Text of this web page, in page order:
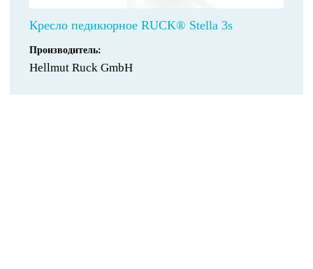
Кресло педикюрное RUCK® Stella 3s
Производитель:
Hellmut Ruck GmbH